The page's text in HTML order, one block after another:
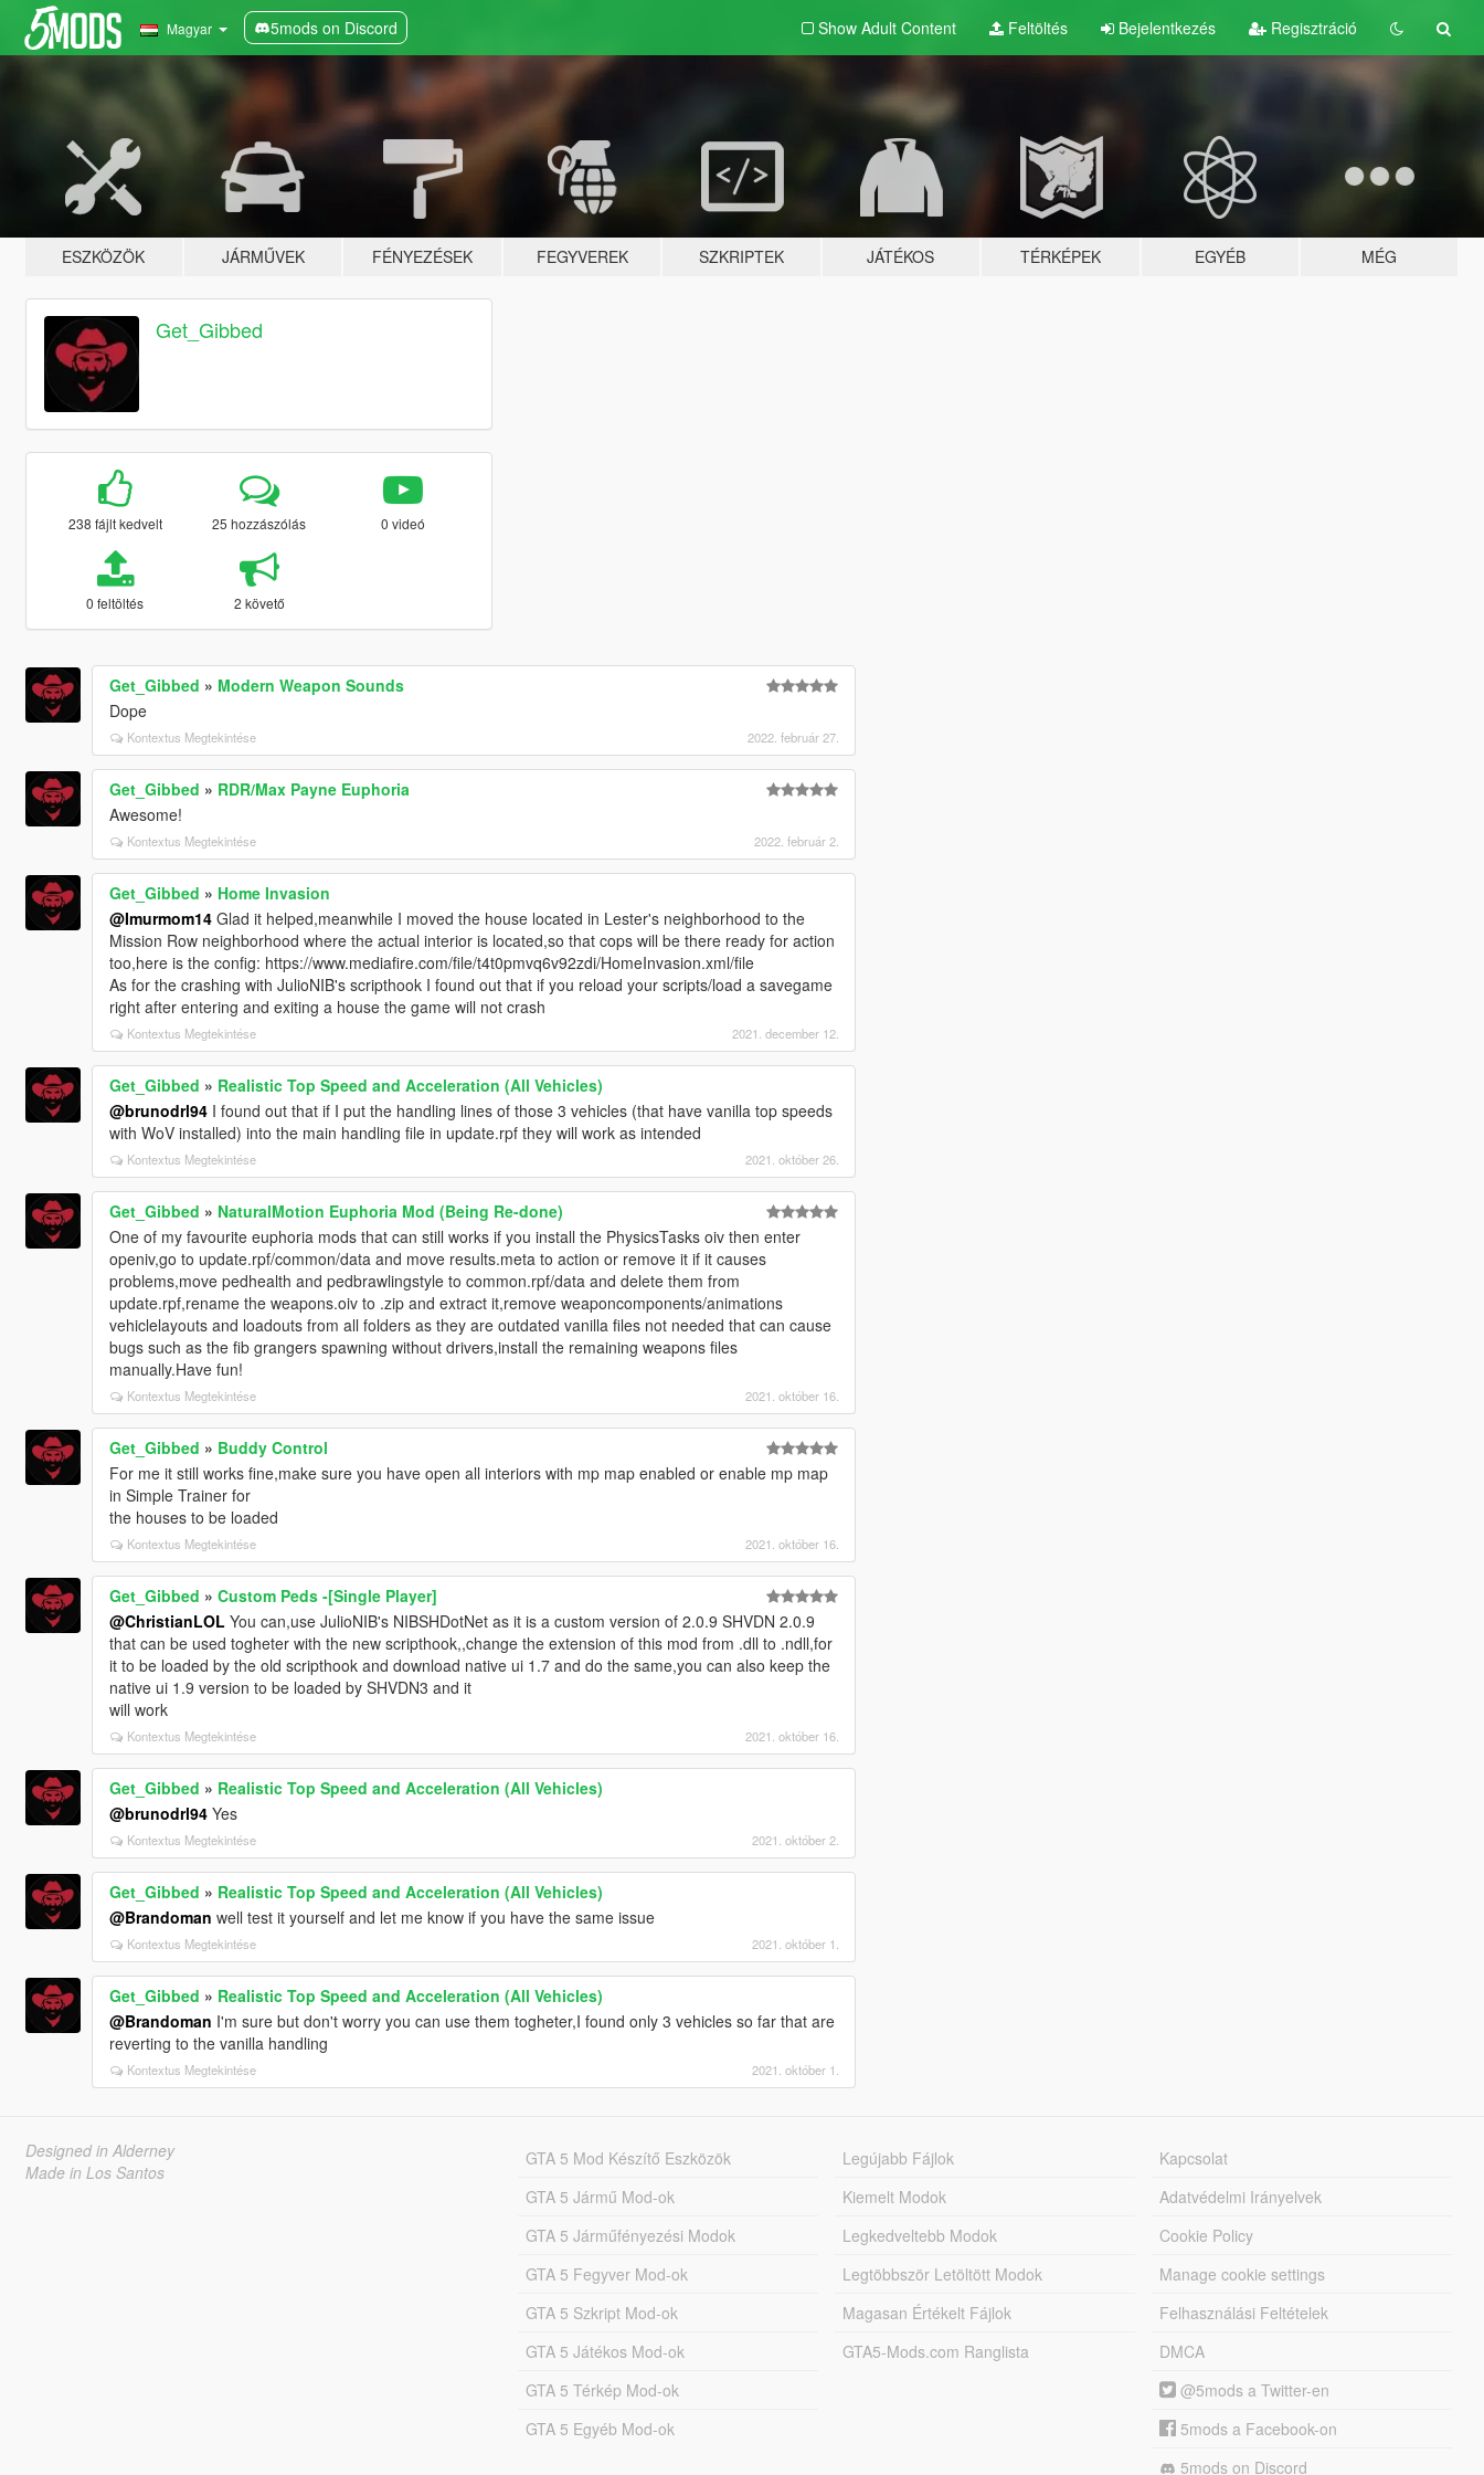
Magyar 5mods on Discord Show Adult Content Feltöltés Bejelentkezés Regisztráció
ESZKÖZÖK JÁRMŰVEK FÉNYEZÉSEK FEGYVEREK SZKRIPTEK JÁTÉKOS TÉRKÉPEK EGYÉB MÉG
Get_Gibbed
238 fájlt kedvelt 25 hozzászólás 0 videó
0 feltöltés 2 követő
Get_Gibbed » Modern Weapon Sounds
Dope
Kontextus Megtekintése 2022. február 27.
Get_Gibbed » RDR/Max Payne Euphoria
Awesome!
Kontextus Megtekintése 2022. február 2.
Get_Gibbed » Home Invasion
@Imurmom14Glad it helped,meanwhile I moved the house located in Lester's neighborhood to the
Mission Row neighborhood where the actual interior is located,so that cops will be there ready for action
too,here is the config: https://www.mediafire.com/file/t4t0pmvq6v92zdi/HomeInvasion.xml/file
As for the crashing with JulioNIB's scripthook I found out that if you reload your scripts/load a savegame
right after entering and exiting a house the game will not crash
Kontextus Megtekintése 2021. december 12.
Get_Gibbed » Realistic Top Speed and Acceleration (All Vehicles)
@brunodrl94I found out that if I put the handling lines of those 3 vehicles (that have vanilla top speeds
with WoV installed) into the main handling file in update.rpf they will work as intended
Kontextus Megtekintése 2021. október 26.
Get_Gibbed » NaturalMotion Euphoria Mod (Being Re-done)
One of my favourite euphoria mods that can still works if you install the PhysicsTasks oiv then enter
openiv,go to update.rpf/common/data and move results.meta to action or remove it if it causes
problems,move pedhealth and pedbrawlingstyle to common.rpf/data and delete them from
update.rpf,rename the weapons.oiv to .zip and extract it,remove weaponcomponents/animations
vehiclelayouts and loadouts from all folders as they are outdated vanilla files not needed that can cause
bugs such as the fib grangers spawning without drivers,install the remaining weapons files
manually.Have fun!
Kontextus Megtekintése 2021. október 16.
Get_Gibbed » Buddy Control
For me it still works fine,make sure you have open all interiors with mp map enabled or enable mp map
in Simple Trainer for
the houses to be loaded
Kontextus Megtekintése 2021. október 16.
Get_Gibbed » Custom Peds -[Single Player]
@ChristianLOL You can,use JulioNIB's NIBSHDotNet as it is a custom version of 2.0.9 SHVDN 2.0.9
that can be used togheter with the new scripthook,,change the extension of this mod from .dll to .ndll,for
it to be loaded by the old scripthook and download native ui 1.7 and do the same,you can also keep the
native ui 1.9 version to be loaded by SHVDN3 and it
will work
Kontextus Megtekintése 2021. október 16.
Get_Gibbed » Realistic Top Speed and Acceleration (All Vehicles)
@brunodrl94Yes
Kontextus Megtekintése 2021. október 2.
Get_Gibbed » Realistic Top Speed and Acceleration (All Vehicles)
@Brandoman well test it yourself and let me know if you have the same issue
Kontextus Megtekintése 2021. október 1.
Get_Gibbed » Realistic Top Speed and Acceleration (All Vehicles)
@Brandoman I'm sure but don't worry you can use them togheter,I found only 3 vehicles so far that are
reverting to the vanilla handling
Kontextus Megtekintése 2021. október 1.
Designed in Alderney
Made in Los Santos
GTA 5 Mod Készítő Eszközök
GTA 5 Jármű Mod-ok
GTA 5 Járműfényezési Modok
GTA 5 Fegyver Mod-ok
GTA 5 Szkript Mod-ok
GTA 5 Játékos Mod-ok
GTA 5 Térkép Mod-ok
GTA 5 Egyéb Mod-ok
Legújabb Fájlok
Kiemelt Modok
Legkedveltebb Modok
Legtöbbször Letöltött Modok
Magasan Értékelt Fájlok
GTA5-Mods.com Ranglista
Kapcsolat
Adatvédelmi Irányelvek
Cookie Policy
Manage cookie settings
Felhasználási Feltételek
DMCA
@5mods a Twitter-en
5mods a Facebook-on
5mods on Discord